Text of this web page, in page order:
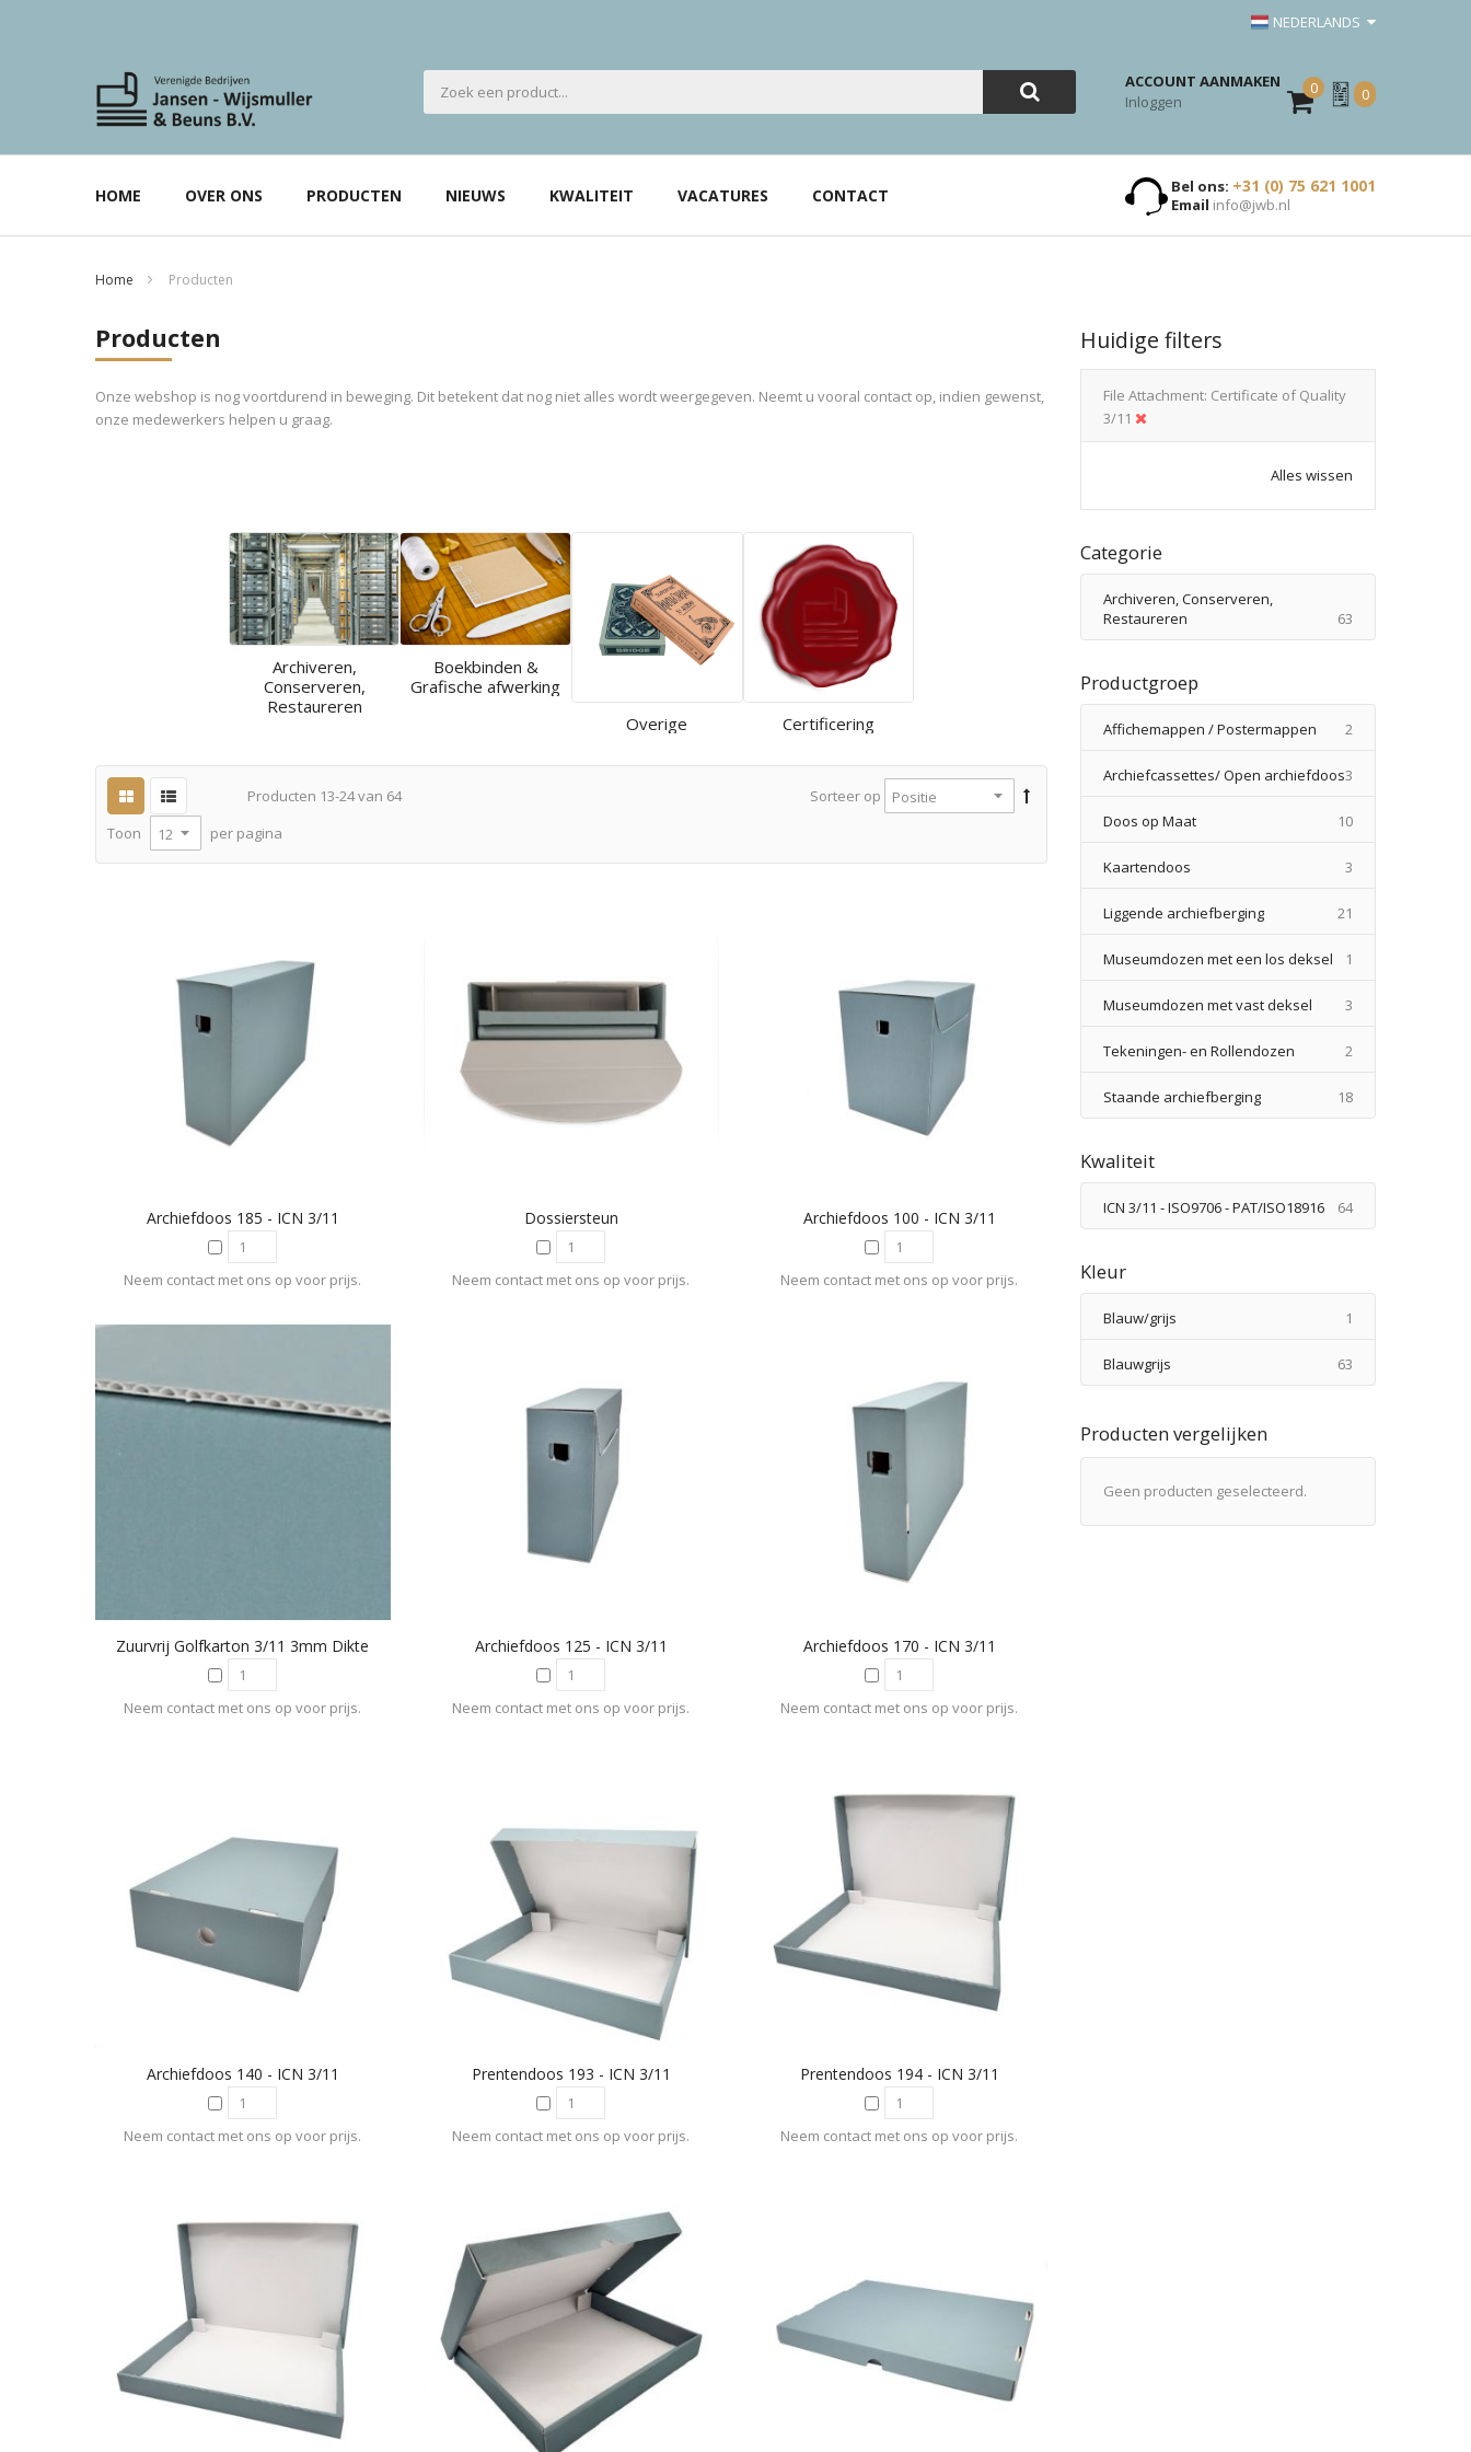
NEDERLANDS
ACCOUNT AANMAKEN
Inloggen
0
Mijn
Offerte
0
HOME OVER ONS PRODUCTEN NIEUWS KWALITEIT VACATURES CONTACT Bel ons: +31 (0) 75 621 1001
Email info@jwb.nl
Home Producten
Producten
Onze webshop is nog voortdurend in beweging. Dit betekent dat nog niet alles wordt weergegeven. Neemt u vooral contact op, indien gewenst,
onze medewerkers helpen u graag.
Archiveren,
Conserveren,
Restaureren
Boekbinden &
Grafische afwerking
Overige
Certificering
Producten 13-24van 64
Sorteer op
Toon
per pagina
Archiefdoos 185 - ICN 3/11
Neem contact met ons op voor prijs.
Dossiersteun
Neem contact met ons op voor prijs.
Archiefdoos 100 - ICN 3/11
Neem contact met ons op voor prijs.
Zuurvrij Golfkarton 3/11 3mm Dikte
Neem contact met ons op voor prijs.
Archiefdoos 125 - ICN 3/11
Neem contact met ons op voor prijs.
Archiefdoos 170 - ICN 3/11
Neem contact met ons op voor prijs.
Archiefdoos 140 - ICN 3/11
Neem contact met ons op voor prijs.
Prentendoos 193 - ICN 3/11
Neem contact met ons op voor prijs.
Prentendoos 194 - ICN 3/11
Neem contact met ons op voor prijs.
Huidige filters
File Attachment Certificate of Quality
3/11
Alles wissen
Categorie
Archiveren, Conserveren,
Restaureren
63
Productgroep
Affichemappen / Postermappen 2
Archiefcassettes/ Open archiefdoos3
Doos op Maat 10producten
Kaartendoos 3
Liggende archiefberging 21
Museumdozen met een los deksel 1
Museumdozen met vast deksel 3
Tekeningen- en Rollendozen 2
Staande archiefberging 18producten
Kwaliteit
ICN 3/11 - ISO9706 - PAT/ISO18916 64producten
Kleur
Blauw/grijs 1
Blauwgrijs 63
Producten vergelijken
Geen producten geselecteerd.